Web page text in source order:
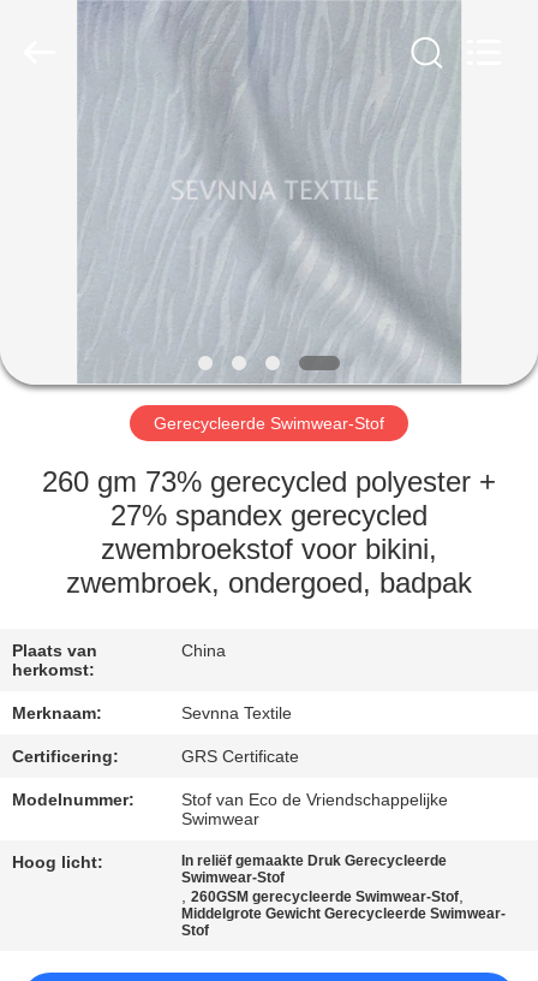
HUIS
PRODUCTEN
ONGEVEER
FABRIEKSREIS
KWALITEITSCONTROLE
CONTACTEER
ONS
NIEUWS
GEVALLEN
Gerecycleerde Swimwear-Stof
260 gm 73% gerecycled polyester +
27% spandex gerecycled
zwembroekstof voor bikini,
zwembroek, ondergoed, badpak
Plaats van
herkomst:
China
Merknaam: Sevnna Textile
Certificering: GRS Certificate
Modelnummer:
Stof van Eco de Vriendschappelijke
Swimwear
Hoog licht:
In reliëf gemaakte Druk Gerecycleerde
Swimwear-Stof
,260GSM gerecycleerde Swimwear-Stof,
Middelgrote Gewicht Gerecycleerde Swimwear-
Stof